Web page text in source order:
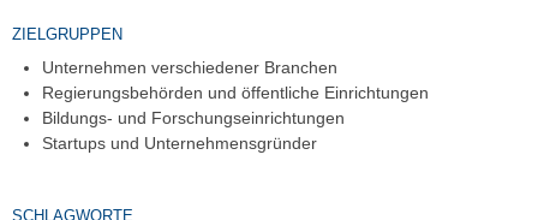
ZIELGRUPPEN
Unternehmen verschiedener Branchen
Regierungsbehörden und öffentliche Einrichtungen
Bildungs- und Forschungseinrichtungen
Startups und Unternehmensgründer
SCHLAGWORTE